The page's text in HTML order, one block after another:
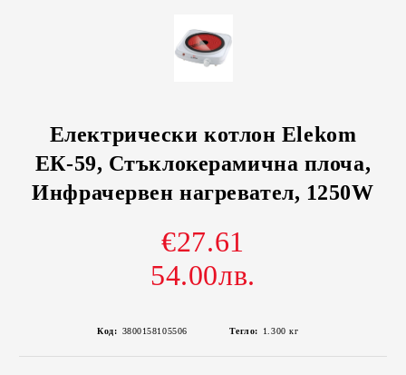
Електрически котлон Elekom
ЕК-59, Стъклокерамична плоча,
Инфрачервен нагревател, 1250W
€27.61
54.00лв.
Код: 3800158105506 Тегло: 1.300 кг